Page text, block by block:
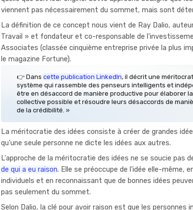
viennent pas nécessairement du sommet, mais sont
La définition de ce concept nous vient de Ray Dalio,
Travail » et fondateur et co-responsable de
Associates (classée cinquième entreprise privée la plus
le magazine Fortune).
👉 Dans cette publication LinkedIn, il décrit une
système qui rassemble des penseurs intelligents et
être en désaccord de manière productive pour élaborer
collective possible et résoudre leurs désaccords de
de la crédibilité. »
La méritocratie des idées consiste à créer de grandes
qu'une seule personne ne dicte les idées aux autres.
L'approche de la méritocratie des idées ne se soucie pas
de qui a eu raison. Elle se préoccupe de l'idée elle-même,
individuels et en reconnaissant que de bonnes idées
pas seulement du sommet.
Selon Dalio, la clé pour avoir raison est que les personnes